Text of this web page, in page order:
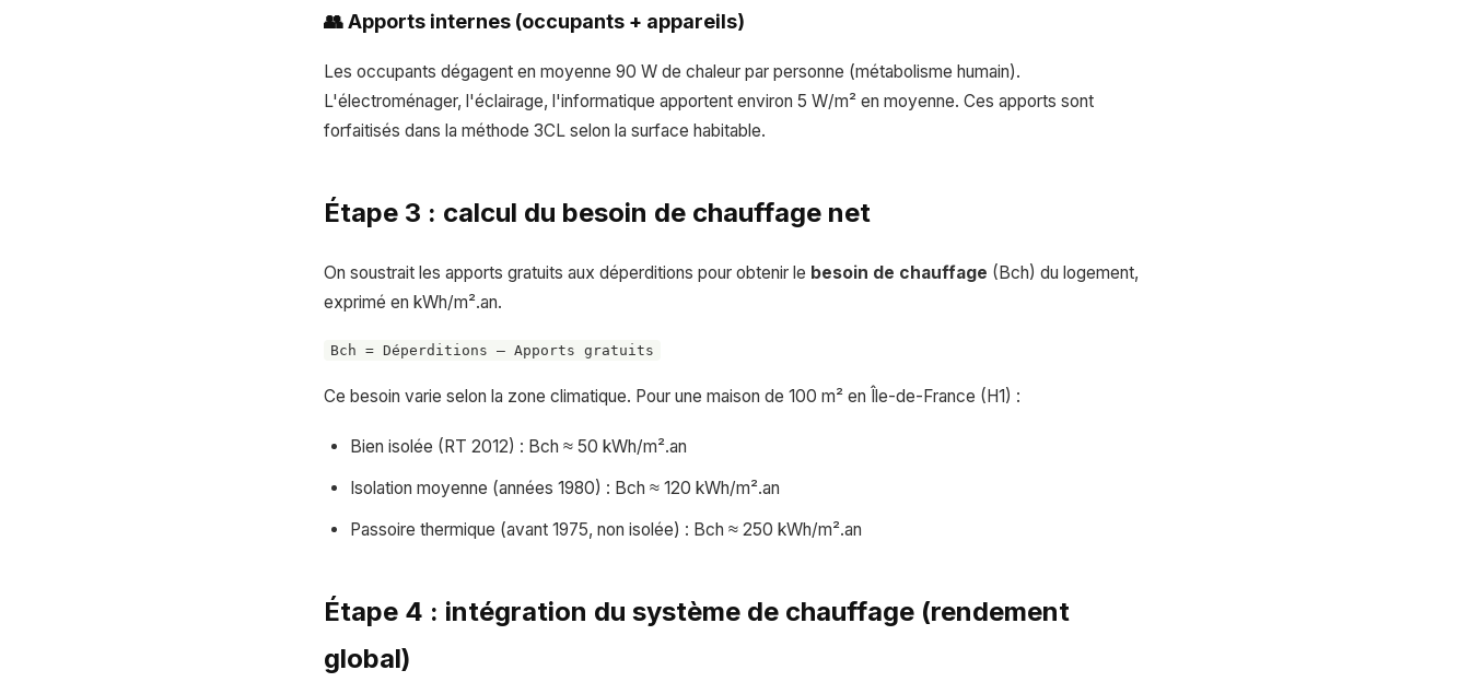
👥 Apports internes (occupants + appareils)
Les occupants dégagent en moyenne 90 W de chaleur par personne (métabolisme humain).
L'électroménager, l'éclairage, l'informatique apportent environ 5 W/m² en moyenne. Ces apports sont
forfaitisés dans la méthode 3CL selon la surface habitable.
Étape 3 : calcul du besoin de chauffage net
On soustrait les apports gratuits aux déperditions pour obtenir le besoin de chauffage (Bch) du logement,
exprimé en kWh/m².an.
Bch = Déperditions – Apports gratuits
Ce besoin varie selon la zone climatique. Pour une maison de 100 m² en Île-de-France (H1) :
Bien isolée (RT 2012) : Bch ≈ 50 kWh/m².an
Isolation moyenne (années 1980) : Bch ≈ 120 kWh/m².an
Passoire thermique (avant 1975, non isolée) : Bch ≈ 250 kWh/m².an
Étape 4 : intégration du système de chauffage (rendement
global)